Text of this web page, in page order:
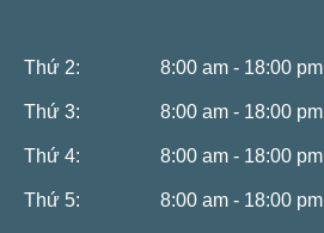
Thứ 2: 8:00 am - 18:00 pm
Thứ 3: 8:00 am - 18:00 pm
Thứ 4: 8:00 am - 18:00 pm
Thứ 5: 8:00 am - 18:00 pm